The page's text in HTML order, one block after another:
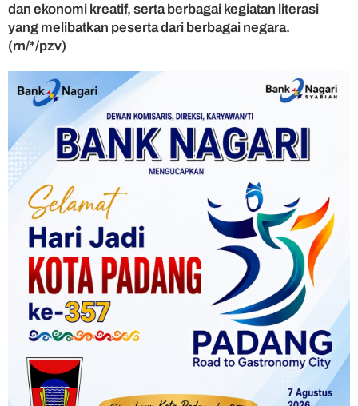
dan ekonomi kreatif, serta berbagai kegiatan literasi
yang melibatkan peserta dari berbagai negara.
(rn/*/pzv)